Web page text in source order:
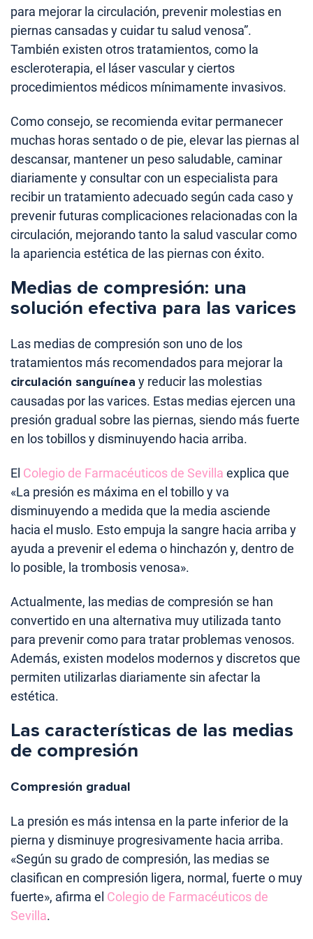
para mejorar la circulación, prevenir molestias en
piernas cansadas y cuidar tu salud venosa”.
También existen otros tratamientos, como la
escleroterapia, el láser vascular y ciertos
procedimientos médicos mínimamente invasivos.
Como consejo, se recomienda evitar permanecer
muchas horas sentado o de pie, elevar las piernas al
descansar, mantener un peso saludable, caminar
diariamente y consultar con un especialista para
recibir un tratamiento adecuado según cada caso y
prevenir futuras complicaciones relacionadas con la
circulación, mejorando tanto la salud vascular como
la apariencia estética de las piernas con éxito.
Medias de compresión: una
solución efectiva para las varices
Las medias de compresión son uno de los
tratamientos más recomendados para mejorar la
circulación sanguínea y reducir las molestias
causadas por las varices. Estas medias ejercen una
presión gradual sobre las piernas, siendo más fuerte
en los tobillos y disminuyendo hacia arriba.
El Colegio de Farmacéuticos de Sevilla explica que
«La presión es máxima en el tobillo y va
disminuyendo a medida que la media asciende
hacia el muslo. Esto empuja la sangre hacia arriba y
ayuda a prevenir el edema o hinchazón y, dentro de
lo posible, la trombosis venosa».
Actualmente, las medias de compresión se han
convertido en una alternativa muy utilizada tanto
para prevenir como para tratar problemas venosos.
Además, existen modelos modernos y discretos que
permiten utilizarlas diariamente sin afectar la
estética.
Las características de las medias
de compresión
Compresión gradual
La presión es más intensa en la parte inferior de la
pierna y disminuye progresivamente hacia arriba.
«Según su grado de compresión, las medias se
clasifican en compresión ligera, normal, fuerte o muy
fuerte», afirma el Colegio de Farmacéuticos de
Sevilla.